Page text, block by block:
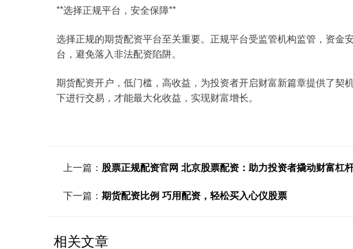
**选择正规平台，安全保障**
选择正规的期货配资平台至关重要。正规平台受监管机构监管，资金
台，避免落入非法配资陷阱。
期货配资开户，低门槛，高收益，为投资者开启财富新篇章提供了契
下进行交易，才能最大化收益，实现财富增长。
上一篇： 股票正规配资官网 北京股票配资：助力投资者撬动财富杠
下一篇： 期货配资比例 巧用配资，轻松买入心仪股票
相关文章